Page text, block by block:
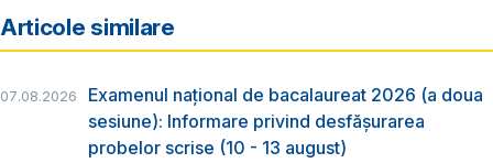
Articole similare
07.08.2026
Examenul național de bacalaureat 2026 (a doua
sesiune): Informare privind desfășurarea
probelor scrise (10 - 13 august)